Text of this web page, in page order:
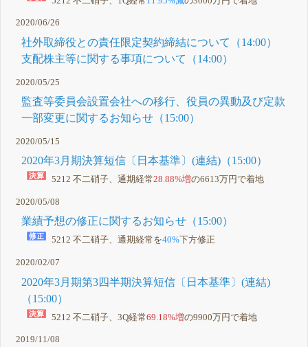
2020/06/26
社外取締役との責任限定契約締結について（14:00）
支配株主等に関する事項について（14:00）
2020/05/25
監査等委員会設置会社への移行、役員の異動及び定款
一部変更に関するお知らせ（15:00）
2020/05/15
2020年3月期決算短信〔日本基準〕(連結)（15:00）
5212 不二硝子、通期経常28.88%増の6613万円で着地
2020/05/08
業績予想の修正に関するお知らせ（15:00）
5212 不二硝子、通期経常を40% 下方修正
2020/02/07
2020年3月期第3四半期決算短信〔日本基準〕(連結)
（15:00）
5212 不二硝子、3Q経常69.18%増の9900万円で着地
2019/11/08